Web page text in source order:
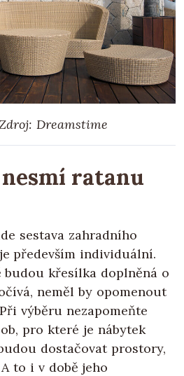
Dreamstime
ratanu
sestava zahradního
především individuální.
křesílka doplněná o
neměl by opomenout
výběru nezapomeňte
pro které je nábytek
dostačovat prostory,
to i v době jeho